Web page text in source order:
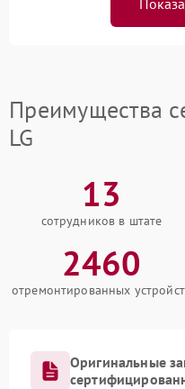
Преимущества
LG
13
сотрудников в штате
2460
отремонтированных
Оригинальные